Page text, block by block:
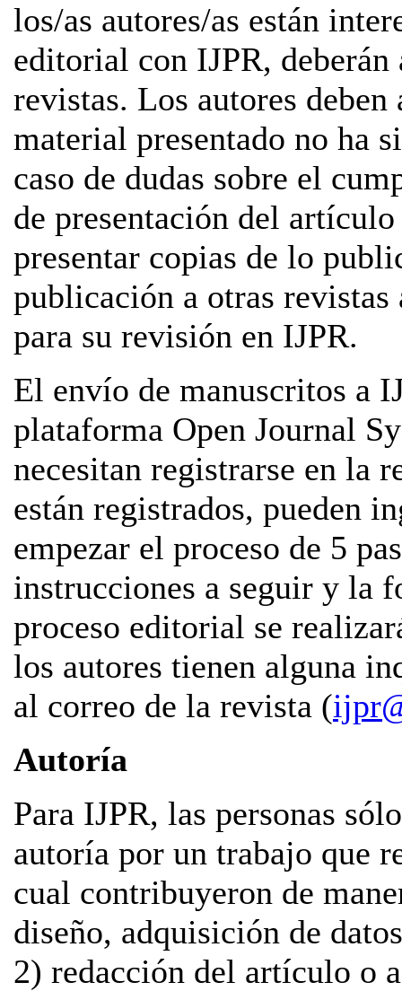
los/as autores/as están
editorial con IJPR, deberán
revistas. Los autores deben
material presentado no ha
caso de dudas sobre el
de presentación del
presentar copias de lo
publicación a otras
para su revisión en IJPR.
El envío de manuscritos a
plataforma Open Journal
necesitan registrarse en la
están registrados, pueden
empezar el proceso de 5
instrucciones a seguir y la
proceso editorial se
los autores tienen alguna
al correo de la revista (
Autoría
Para IJPR, las personas
autoría por un trabajo que
cual contribuyeron de
diseño, adquisición de
2) redacción del artículo o